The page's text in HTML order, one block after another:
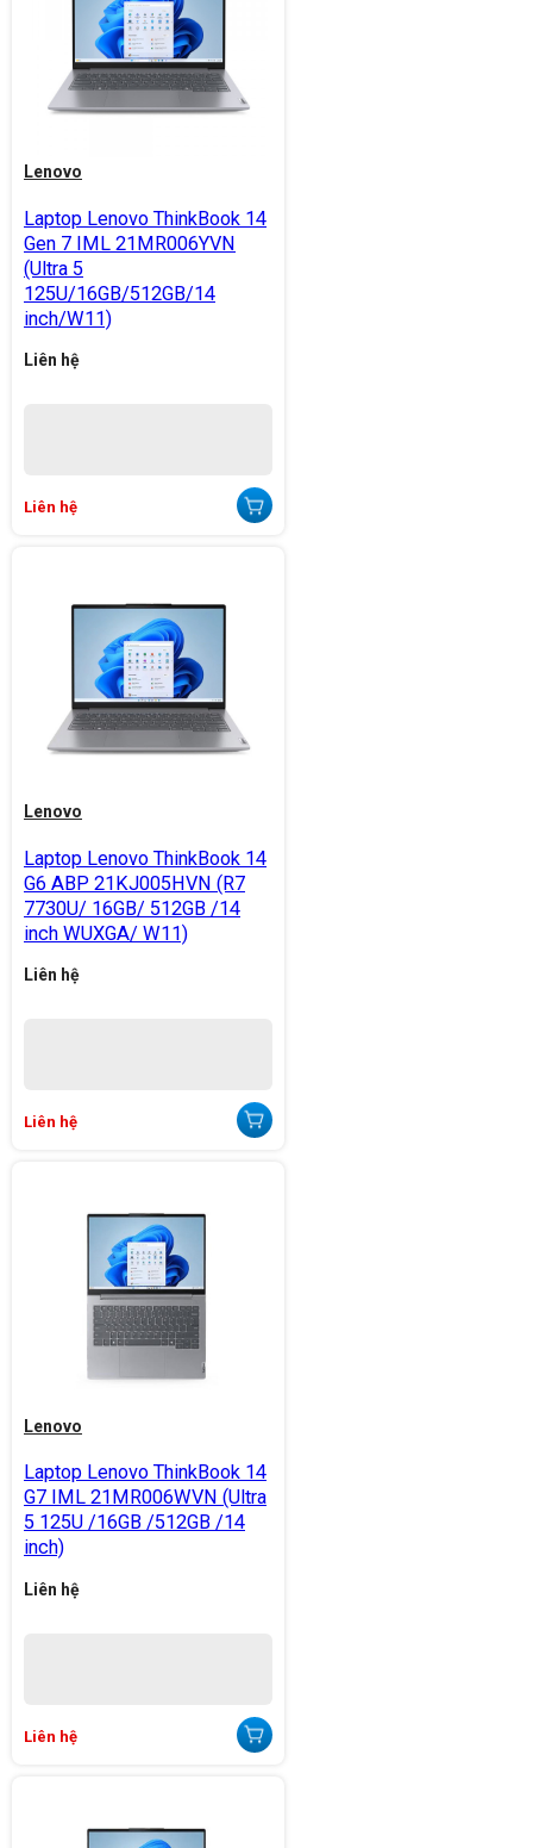
Lenovo
Laptop Lenovo ThinkBook 14
Gen 7 IML 21MR006YVN
(Ultra 5
125U/16GB/512GB/14
inch/W11)
Liên hệ
Liên hệ
Lenovo
Laptop Lenovo ThinkBook 14
G6 ABP 21KJ005HVN (R7
7730U/ 16GB/ 512GB /14
inch WUXGA/ W11)
Liên hệ
Liên hệ
Lenovo
Laptop Lenovo ThinkBook 14
G7 IML 21MR006WVN (Ultra
5 125U /16GB /512GB /14
inch)
Liên hệ
Liên hệ